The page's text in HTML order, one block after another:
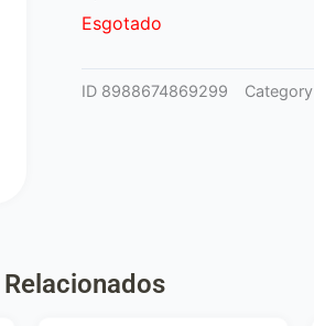
Esgotado
ID 8988674869299 Category